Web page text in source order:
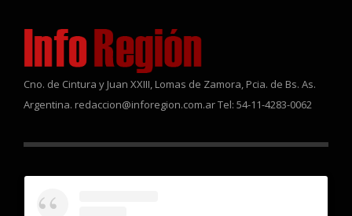
Cno. de Cintura y Juan XXIII, Lomas de Zamora, Pcia. de Bs. As.
Argentina. redaccion@inforegion.com.ar Tel: 54-11-4283-0062